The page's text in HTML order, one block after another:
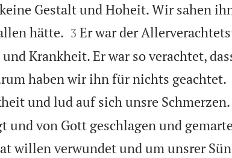
Gestalt und Hoheit. Wir sahen
hätte.
3 Er war der
Krankheit. Er war so verachtet,
haben wir ihn für nichts geachtet.
und lud auf sich unsre
und von Gott geschlagen und
willen verwundet und um unsrer